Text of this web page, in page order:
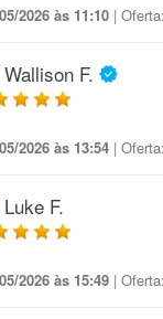
2026 às 11:10 | Oferta:
Wallison F.
2026 às 13:54 | Oferta:
Luke F.
2026 às 15:49 | Oferta: